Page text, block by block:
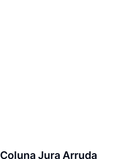
Coluna Jura Arruda